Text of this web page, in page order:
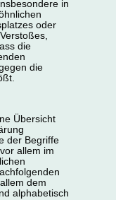
in
oder
die
die
Übersicht
der Begriffe
allem im
dem
alphabetisch